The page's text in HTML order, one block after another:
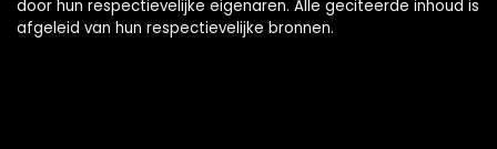
door hun respectievelijke eigenaren. Alle geciteerde inhoud is
afgeleid van hun respectievelijke bronnen.